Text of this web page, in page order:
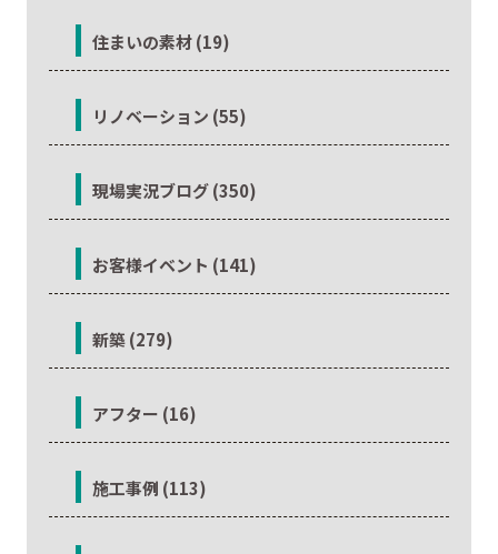
住まいの素材 (19)
リノベーション (55)
現場実況ブログ (350)
お客様イベント (141)
新築 (279)
アフター (16)
施工事例 (113)